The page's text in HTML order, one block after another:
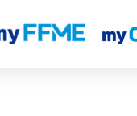
Classements